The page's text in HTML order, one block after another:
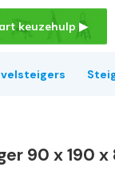
keuzehulp ▶
90 x 190